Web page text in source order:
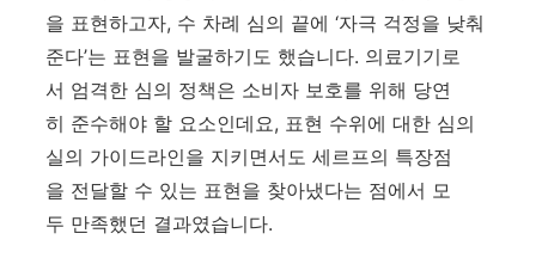
을 표현하고자, 수 차례 심의 끝에 ‘자극 걱정을 낮춰
준다’는 표현을 발굴하기도 했습니다. 의료기기로
서 엄격한 심의 정책은 소비자 보호를 위해 당연
히 준수해야 할 요소인데요, 표현 수위에 대한 심의
실의 가이드라인을 지키면서도 세르프의 특장점
을 전달할 수 있는 표현을 찾아냈다는 점에서 모
두 만족했던 결과였습니다.